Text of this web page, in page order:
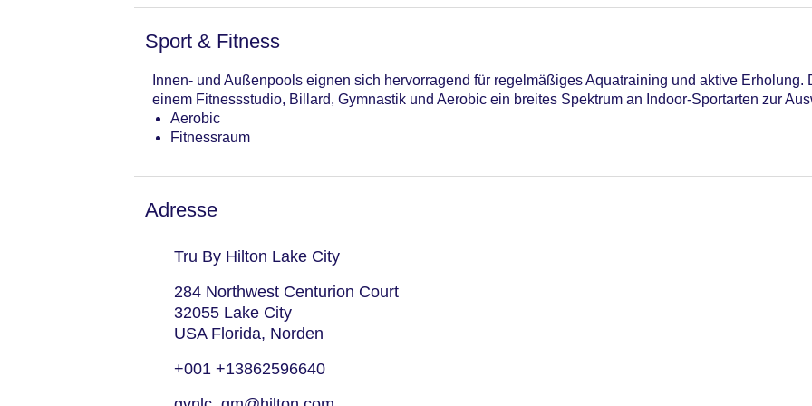
Sport & Fitness
Innen- und Außenpools eignen sich hervorragend für regelmäßiges Aquatraining und aktive Erholung.
einem Fitnessstudio, Billard, Gymnastik und Aerobic ein breites Spektrum an Indoor-Sportarten zur
Aerobic
Fitnessraum
Adresse
Tru By Hilton Lake City
284 Northwest Centurion Court
32055 Lake City
USA Florida, Norden
+001 +13862596640